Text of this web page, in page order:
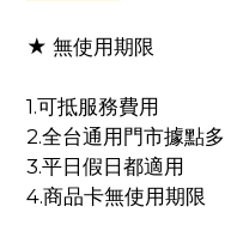
★ 無使用期限
1.可抵服務費用
2.全台通用門市據點多
3.平日假日都適用
4.商品卡無使用期限